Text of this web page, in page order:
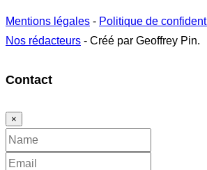
Mentions légales - Politique de
Nos rédacteurs - Créé par Geoffrey Pin.
Contact
×